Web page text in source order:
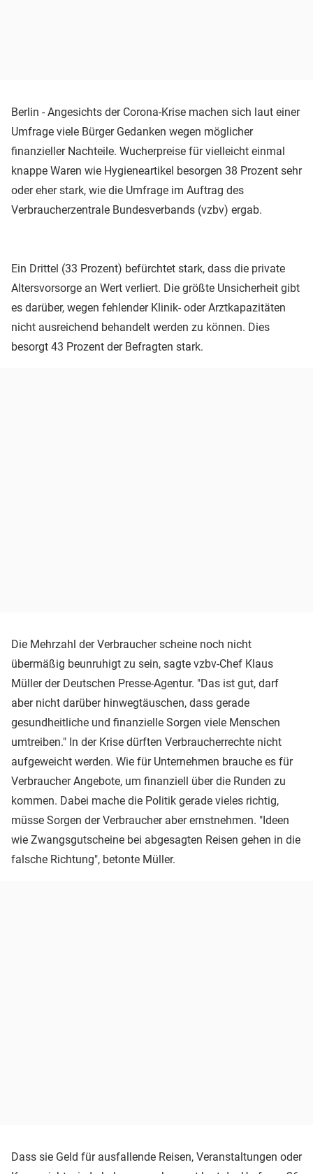
Berlin - Angesichts der Corona-Krise machen sich laut einer
Umfrage viele Bürger Gedanken wegen möglicher
finanzieller Nachteile. Wucherpreise für vielleicht einmal
knappe Waren wie Hygieneartikel besorgen 38 Prozent sehr
oder eher stark, wie die Umfrage im Auftrag des
Verbraucherzentrale Bundesverbands (vzbv) ergab.
Ein Drittel (33 Prozent) befürchtet stark, dass die private
Altersvorsorge an Wert verliert. Die größte Unsicherheit gibt
es darüber, wegen fehlender Klinik- oder Arztkapazitäten
nicht ausreichend behandelt werden zu können. Dies
besorgt 43 Prozent der Befragten stark.
Die Mehrzahl der Verbraucher scheine noch nicht
übermäßig beunruhigt zu sein, sagte vzbv-Chef Klaus
Müller der Deutschen Presse-Agentur. "Das ist gut, darf
aber nicht darüber hinwegtäuschen, dass gerade
gesundheitliche und finanzielle Sorgen viele Menschen
umtreiben." In der Krise dürften Verbraucherrechte nicht
aufgeweicht werden. Wie für Unternehmen brauche es für
Verbraucher Angebote, um finanziell über die Runden zu
kommen. Dabei mache die Politik gerade vieles richtig,
müsse Sorgen der Verbraucher aber ernstnehmen. "Ideen
wie Zwangsgutscheine bei abgesagten Reisen gehen in die
falsche Richtung", betonte Müller.
Dass sie Geld für ausfallende Reisen, Veranstaltungen oder